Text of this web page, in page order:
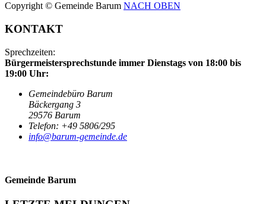
Copyright © Gemeinde Barum NACH OBEN
KONTAKT
Sprechzeiten:
Bürgermeistersprechstunde immer Dienstags von 18:00 bis
19:00 Uhr:
Gemeindebüro Barum
Bäckergang 3
29576 Barum
Telefon: +49 5806/295
info@barum-gemeinde.de
Gemeinde Barum